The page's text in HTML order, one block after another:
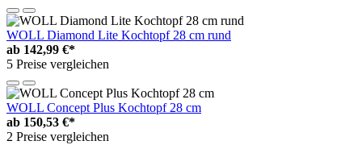
WOLL Diamond Lite Kochtopf 28 cm rund
ab 142,99 €*
5 Preise vergleichen
WOLL Concept Plus Kochtopf 28 cm
ab 150,53 €*
2 Preise vergleichen